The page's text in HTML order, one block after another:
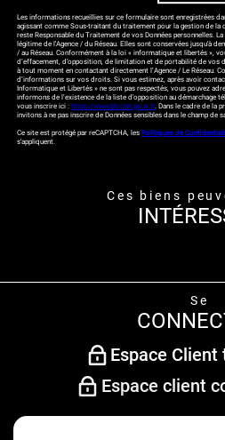
Les informations recueillies sur ce formulaire sont enregistrées
agissant comme Sous-traitant du traitement pour la gestion de la
reste Responsable du Traitement de vos Données personnelles.
légitime de l'Agence / du Réseau. Elles sont conservées jusqu'à
/ au Réseau. Conformément à la loi « informatique et libertés »,
d’effacement, d’opposition, de limitation et de portabilité de vos
à tout moment en contactant directement l’Agence / Le Réseau.
d’informations sur vos droits. Si vous estimez, après avoir
Informatique et Libertés » ne sont pas respectés, vous pouvez
informons de l’existence de la liste d'opposition au démarchage
vous inscrire ici : https://www.bloctel.gouv.fr. Dans le cadre de la
invitons à ne pas inscrire de Données sensibles dans le champ de
Ce site est protégé par reCAPTCHA, les Politiques de
s'appliquent.
ces biens
se
Espace
Espace client
Espace client